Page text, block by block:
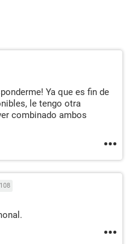
Ya que es fin de
le tengo otra
combinado ambos